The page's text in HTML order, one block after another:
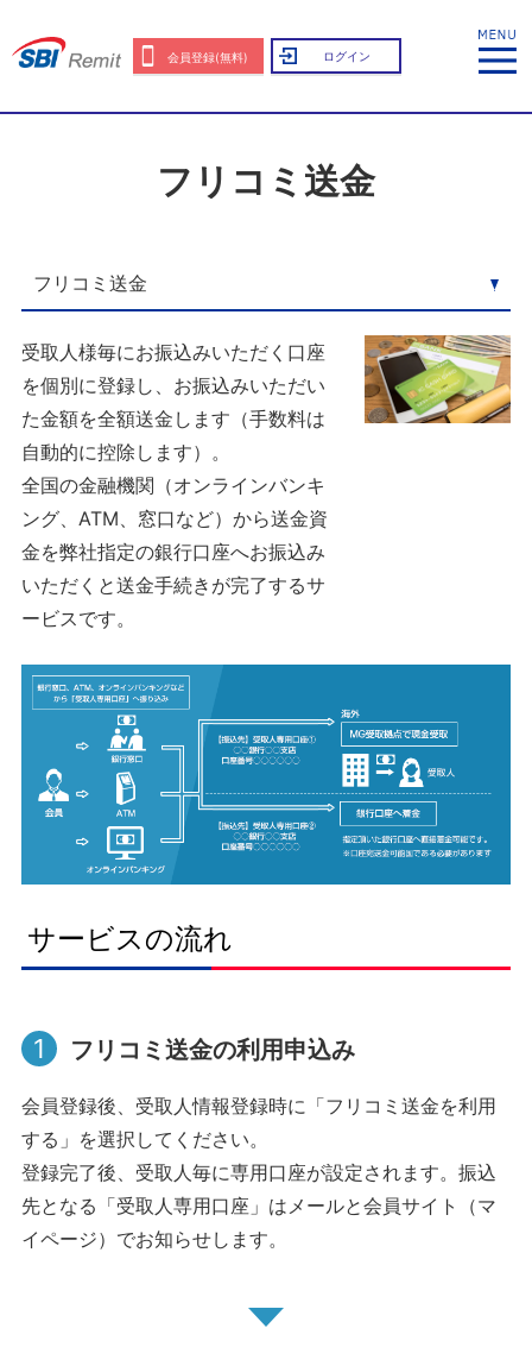
会員登録(無料) ログイン
フリコミ送金
受取人様毎にお振込みいただく口座
を個別に登録し、お振込みいただい
た金額を全額送金します（手数料は
自動的に控除します）。
全国の金融機関（オンラインバンキ
ング、ATM、窓口など）から送金資
金を弊社指定の銀行口座へお振込み
いただくと送金手続きが完了するサ
ービスです。
サービスの流れ
1 フリコミ送金の利用申込み
会員登録後、受取人情報登録時に「フリコミ送金を利用
する」を選択してください。
登録完了後、受取人毎に専用口座が設定されます。振込
先となる「受取人専用口座」はメールと会員サイト（マ
イページ）でお知らせします。